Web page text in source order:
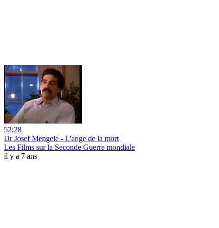
52:28
Dr Josef Mengele - L'ange de la mort
Les Films sur la Seconde Guerre mondiale
il y a 7 ans